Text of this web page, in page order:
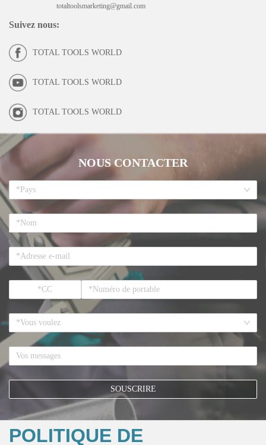
totaltoolsmarketing@gmail.com
Suivez nous:
TOTAL TOOLS WORLD
TOTAL TOOLS WORLD
TOTAL TOOLS WORLD
NOUS CONTACTER
*Pays
*Vous voulez
SOUSCRIRE
POLITIQUE DE